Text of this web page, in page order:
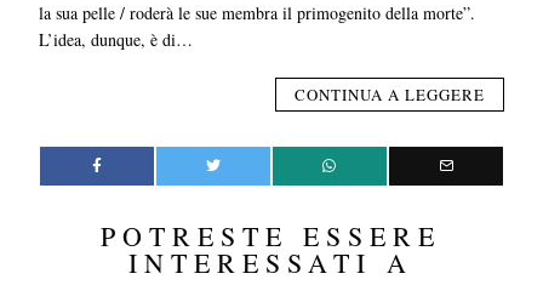
la sua pelle / roderà le sue membra il primogenito della morte”.
L’idea, dunque, è di…
CONTINUA A LEGGERE
POTRESTE ESSERE
INTERESSATI A